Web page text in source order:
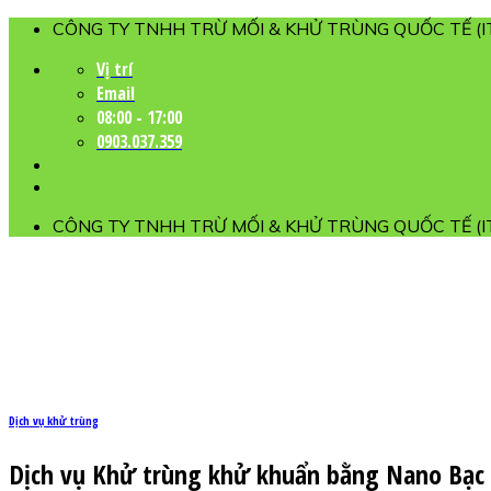
Skip
content
CÔNG TY TNHH TRỪ MỐI & KHỬ TRÙNG QUỐC TẾ
Vị trí
Email
08:00 - 17:00
0903.037.359
CÔNG TY TNHH TRỪ MỐI & KHỬ TRÙNG QUỐC TẾ
Dịch vụ khử trùng
Dịch vụ Khử trùng khử khuẩn bằng Nano Bạc